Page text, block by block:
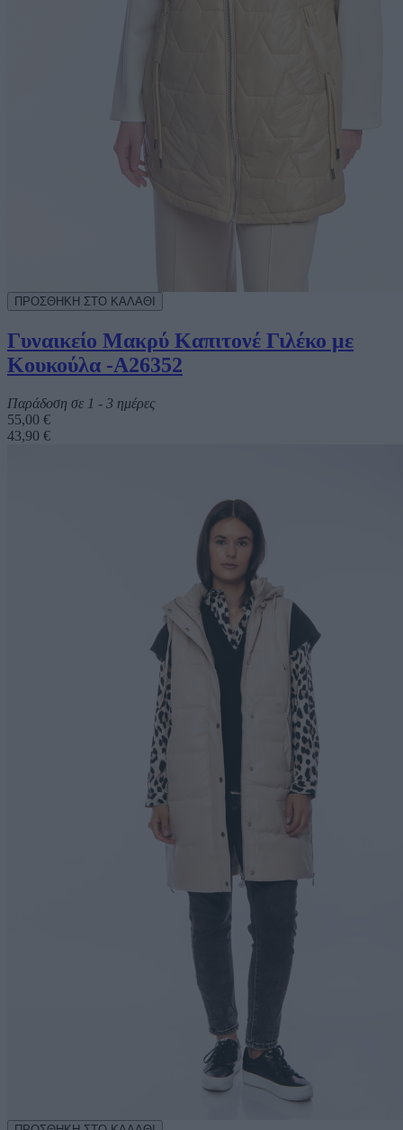
Γυναικείο Μακρύ Καπιτονέ Γιλέκο με
Κουκούλα -A26352
Παράδοση σε 1 - 3 ημέρες
55,00 €
43,90 €